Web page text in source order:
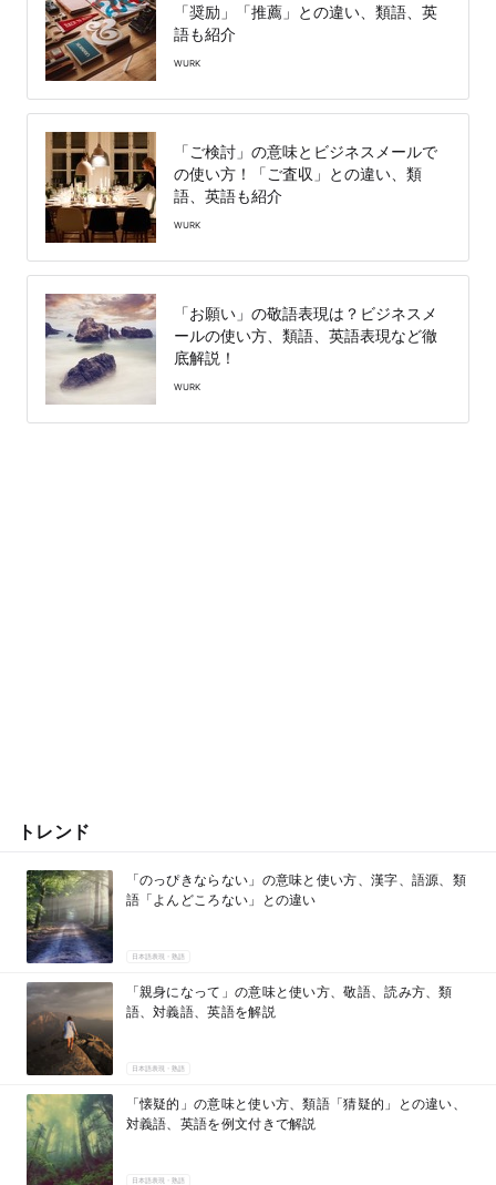
「奨励」「推薦」との違い、類語、英
語も紹介
WURK
「ご検討」の意味とビジネスメールで
の使い方！「ご査収」との違い、類
語、英語も紹介
WURK
「お願い」の敬語表現は？ビジネスメ
ールの使い方、類語、英語表現など徹
底解説！
WURK
トレンド
「のっぴきならない」の意味と使い方、漢字、語源、類
語「よんどころない」との違い
日本語表現・熟語
「親身になって」の意味と使い方、敬語、読み方、類
語、対義語、英語を解説
日本語表現・熟語
「懐疑的」の意味と使い方、類語「猜疑的」との違い、
対義語、英語を例文付きで解説
日本語表現・熟語